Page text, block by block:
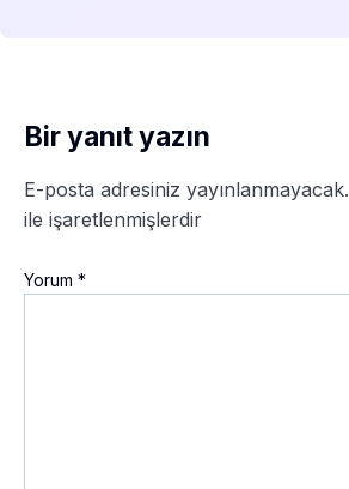
Bir yanıt yazın
E-posta adresiniz yayınlanmayacak.
ile işaretlenmişlerdir
Yorum *